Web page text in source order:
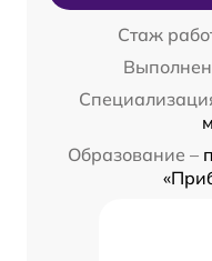
Стаж
Образование –